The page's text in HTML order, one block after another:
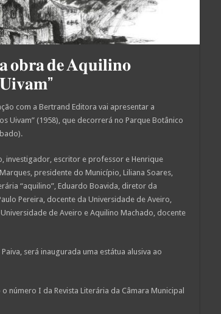
𝐨𝐛𝐫𝐚 𝐝𝐞 𝐀𝐪𝐮𝐢𝐥𝐢𝐧𝐨
com a Bertrand Editora vai apresentar a
Uivam” (1958), que decorrerá no Parque Botânico
investigador, escritor e professor e Henrique
presidente do Município, Liliana Soares,
“aquilino”, Eduardo Boavida, diretor da
Pereira, docente da Universidade de Aveiro,
de Aveiro e Aquilino Machado, docente
será inaugurada uma estátua alusiva ao
número I da Revista Literária da Câmara Municipal